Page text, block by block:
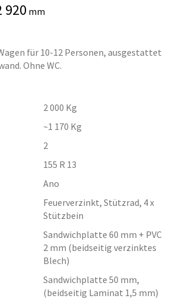
920 mm
für 10-12 Personen, ausgestattet
Ohne WC.
2 000 Kg
~1 170 Kg
2
155 R 13
Ano
Feuerverzinkt, Stützrad, 4 x
Stützbein
Sandwichplatte 60 mm + PVC
2 mm (beidseitig verzinktes
Blech)
Sandwichplatte 50 mm,
(beidseitig Laminat 1,5 mm)